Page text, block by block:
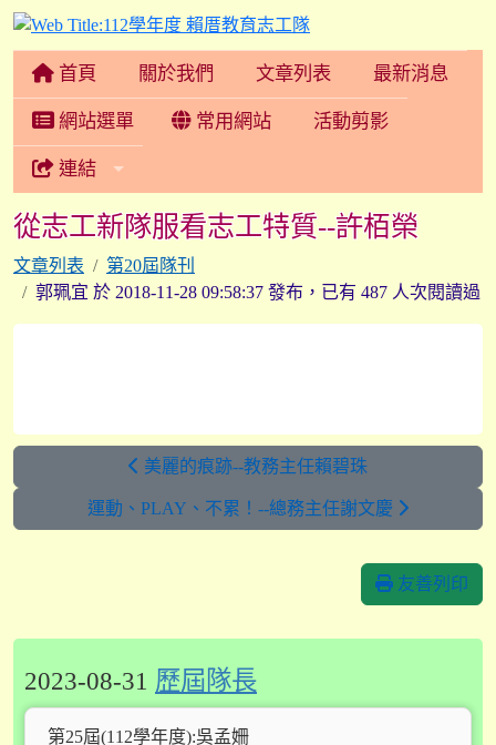
112學年度 賴厝教育志
首頁 關於我們 文章列表 最新消息
網站選單 常用網站 活動剪影
連結
從志工新隊服看志工特質--許栢榮
文章列表
第20屆隊刊
郭珮宜 於 2018-11-28 09:58:37 發布，已有 487 人次閱讀過
美麗的痕跡--教務主任賴碧珠
運動、PLAY、不累！--總務主任謝文慶
友善列印
2023-08-31 歷屆隊長
第25屆(112學年度):吳孟姍